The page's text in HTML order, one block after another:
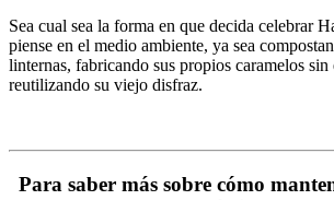
Sea cual sea la forma en que decida celebrar
piense en el medio ambiente, ya sea
linternas, fabricando sus propios caramelos sin
reutilizando su viejo disfraz.
Para saber más sobre cómo